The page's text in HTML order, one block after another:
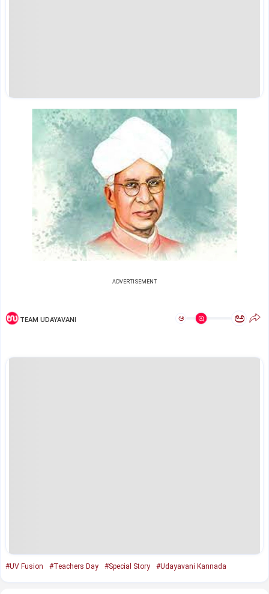
ADVERTISEMENT
TEAM UDAYAVANI ಅ ಅ
#UV Fusion #Teachers Day #Special Story #Udayavani Kannada